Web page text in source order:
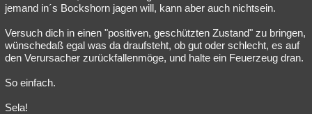
jemand in´s Bockshorn jagen will, kann aber auch nichtsein.
Versuch dich in einen "positiven, geschützten Zustand" zu bringen,
wünschedaß egal was da draufsteht, ob gut oder schlecht, es auf
den Verursacher zurückfallenmöge, und halte ein Feuerzeug dran.
So einfach.
Sela!